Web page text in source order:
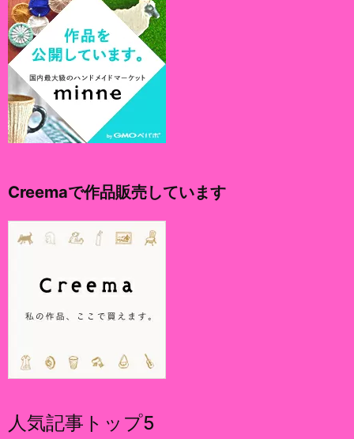
Creemaで作品販売しています
人気記事トップ5